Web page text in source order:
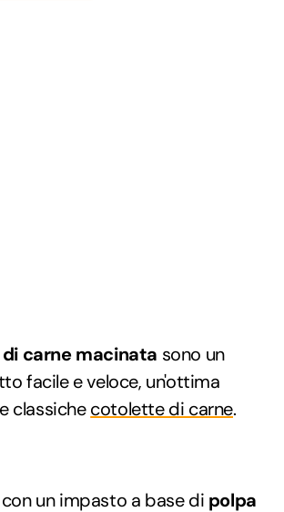
carne macinata sono un
facile e veloce, un'ottima
classichecotolette di carne.
un impasto a base di polpa